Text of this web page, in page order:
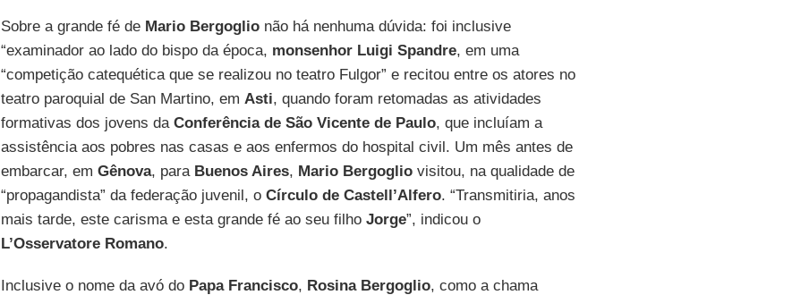
Sobre a grande fé de Mario Bergoglionão há nenhuma dúvida: foi inclusive
“examinador ao lado do bispo da época, monsenhor Luigi Spandre, em uma
“competição catequética que se realizou no teatro Fulgor” e recitou entre os atores no
teatro paroquial de San Martino, em Asti, quando foram retomadas as atividades
formativas dos jovens da Conferência de São Vicente de Paulo, que incluíam a
assistência aos pobres nas casas e aos enfermos do hospital civil. Um mês antes de
embarcar, em Gênova, para Buenos Aires, Mario Bergogliovisitou, na qualidade de
“propagandista” da federação juvenil, o Círculo de Castell’Alfero. “Transmitiria, anos
mais tarde, este carisma e esta grande fé ao seu filho Jorge”, indicou o
L’Osservatore Romano.
Inclusive o nome da avó do Papa Francisco, Rosina Bergoglio, como a chama